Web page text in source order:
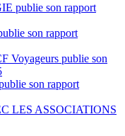
publie son rapport
son rapport
Voyageurs publie son
son rapport
LES ASSOCIATIONS